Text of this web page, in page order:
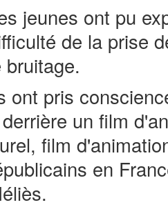
jeunes ont pu
de la prise
bruitage.
ont pris
un film
film
en